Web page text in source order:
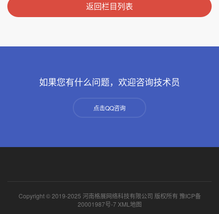
返回栏目列表
如果您有什么问题，欢迎咨询技术员
点击QQ咨询
Copyright © 2019-2025 河南格展网络科技有限公司 版权所有 豫ICP备
20001987号-7 XML地图